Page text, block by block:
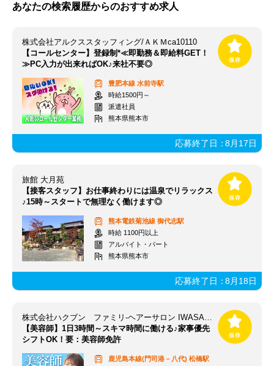
あなたの検索履歴からのおすすめ求人
株式会社アルクススタッフィング/ＡＫＭca10110
【コールセンター】登録制*≪即勤務＆即給料GET！
≫PC入力が出来ればOK♪来社不要◎
豊肥本線 水前寺駅
時給1500円～
派遣社員
熊本県熊本市
応募終了日：8月17日
旅館 大月苑
【接客スタッフ】お仕事終わりには温泉でリラックス
♪15時～スタートで無理なく働けます◎
熊本電鉄菊池線 御代志駅
時給 1100円以上
アルバイト・パート
熊本県熊本市
応募終了日：8月18日
株式会社ハクブン ファミリ-ヘアーサロン IWASAKI 熊本松橋店
【美容師】1日3時間～スキマ時間に働ける♪家事優先
シフトOK！要：美容師免許
鹿児島本線(門司港－八代) 松橋駅